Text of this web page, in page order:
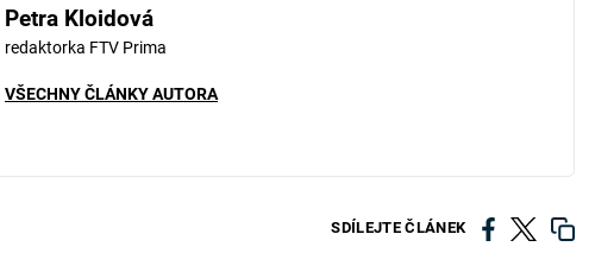
Petra Kloidová
redaktorka FTV Prima
VŠECHNY ČLÁNKY AUTORA
SDÍLEJTE ČLÁNEK